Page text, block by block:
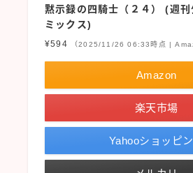
黙示録の四騎士（２４） (週刊
ミックス)
¥594 （2025/11/26 06:33時点 |
Amazon
楽天市場
Yahooショッピ